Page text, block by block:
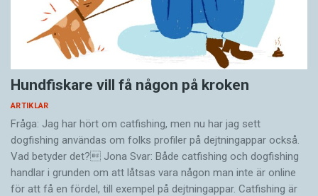
Hundfiskare vill få någon på kroken
ARTIKLAR
Fråga: Jag har hört om catfishing, men nu har jag sett
dogfishing användas om folks profiler på dejtningappar också.
Vad betyder det? Jona Svar: Både catfishing och dogfishing
handlar i grunden om att låtsas vara någon man inte är online
för att få en fördel, till exempel på dejtningappar. Catfishing är